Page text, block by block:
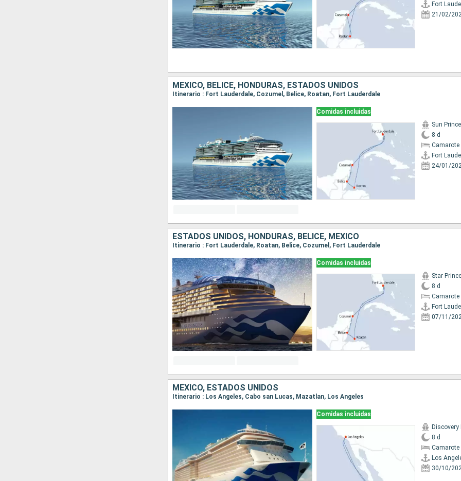
Fort
21/02/
MÉXICO, BELICE, HONDURAS, ESTADOS UNIDOS
Itinerario : Fort Lauderdale, Cozumel, Belice, Roatan, Fort Lauderdale
Comidas incluidas
Sun
8 d
Fort
24/01/
ESTADOS UNIDOS, HONDURAS, BELICE, MÉXICO
Itinerario : Fort Lauderdale, Roatan, Belice, Cozumel, Fort Lauderdale
Comidas incluidas
Star
8 d
Fort
07/11/
MÉXICO, ESTADOS UNIDOS
Itinerario : Los Angeles, Cabo san Lucas, Mazatlan, Los Angeles
Comidas incluidas
8 d
Los
30/10/